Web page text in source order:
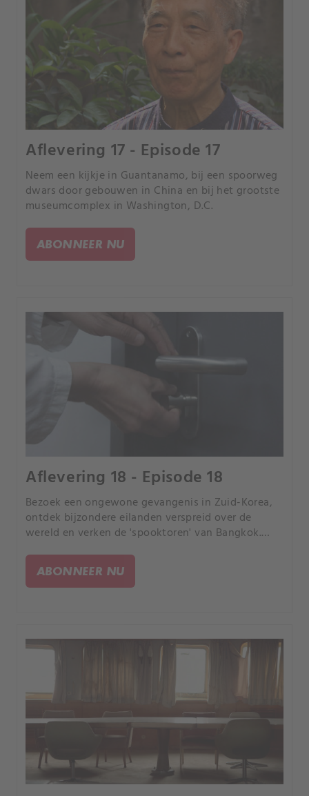
Aflevering 17 - Episode 17
Neem een kijkje in Guantanamo, bij een spoorweg
dwars door gebouwen in China en bij het grootste
museumcomplex in Washington, D.C.
ABONNEER NU
Aflevering 18 - Episode 18
Bezoek een ongewone gevangenis in Zuid-Korea,
ontdek bijzondere eilanden verspreid over de
wereld en verken de 'spooktoren' van Bangkok.
Gym en duik in de wereld van de chilipepers in het
Chinese Xinjiang.
ABONNEER NU